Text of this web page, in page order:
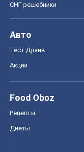
СНГ решебники
Авто
Тест Драйв
Акции
Food Oboz
Рецепты
Диеты